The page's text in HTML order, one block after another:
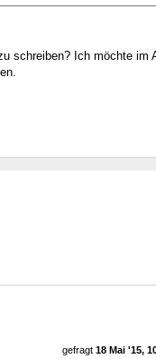
schreiben? Ich möchte im
gefragt 18 Mai '15,